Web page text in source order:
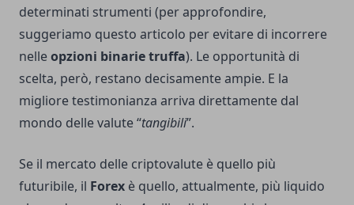
determinati strumenti (per approfondire,
suggeriamo questo articolo per evitare di incorrere
nelleopzioni binarie truffa). Le opportunità di
scelta, però, restano decisamente ampie. E la
migliore testimonianza arriva direttamente dal
mondo delle valute “tangibili”.
Se il mercato delle criptovalute è quello più
futuribile, il Forex è quello, attualmente, più liquido